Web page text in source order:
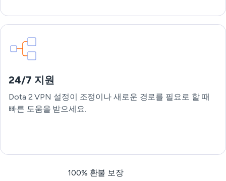
24/7 지원
Dota 2 VPN 설정이 조정이나 새로운 경로를 필요로 할 때
빠른 도움을 받으세요.
100% 환불 보장